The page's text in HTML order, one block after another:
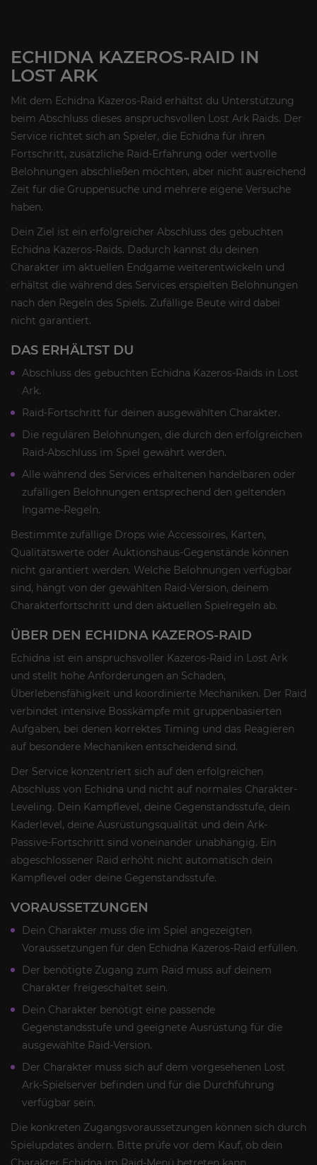
ECHIDNA KAZEROS-RAID IN
LOST ARK
Mit dem Echidna Kazeros-Raid erhältst du Unterstützung
beim Abschluss dieses anspruchsvollen Lost Ark Raids. Der
Service richtet sich an Spieler, die Echidna für ihren
Fortschritt, zusätzliche Raid-Erfahrung oder wertvolle
Belohnungen abschließen möchten, aber nicht ausreichend
Zeit für die Gruppensuche und mehrere eigene Versuche
haben.
Dein Ziel ist ein erfolgreicher Abschluss des gebuchten
Echidna Kazeros-Raids. Dadurch kannst du deinen
Charakter im aktuellen Endgame weiterentwickeln und
erhältst die während des Services erspielten Belohnungen
nach den Regeln des Spiels. Zufällige Beute wird dabei
nicht garantiert.
DAS ERHÄLTST DU
Abschluss des gebuchten Echidna Kazeros-Raids in Lost
Ark.
Raid-Fortschritt für deinen ausgewählten Charakter.
Die regulären Belohnungen, die durch den erfolgreichen
Raid-Abschluss im Spiel gewährt werden.
Alle während des Services erhaltenen handelbaren oder
zufälligen Belohnungen entsprechend den geltenden
Ingame-Regeln.
Bestimmte zufällige Drops wie Accessoires, Karten,
Qualitätswerte oder Auktionshaus-Gegenstände können
nicht garantiert werden. Welche Belohnungen verfügbar
sind, hängt von der gewählten Raid-Version, deinem
Charakterfortschritt und den aktuellen Spielregeln ab.
ÜBER DEN ECHIDNA KAZEROS-RAID
Echidna ist ein anspruchsvoller Kazeros-Raid in Lost Ark
und stellt hohe Anforderungen an Schaden,
Überlebensfähigkeit und koordinierte Mechaniken. Der Raid
verbindet intensive Bosskämpfe mit gruppenbasierten
Aufgaben, bei denen korrektes Timing und das Reagieren
auf besondere Mechaniken entscheidend sind.
Der Service konzentriert sich auf den erfolgreichen
Abschluss von Echidna und nicht auf normales Charakter-
Leveling. Dein Kampflevel, deine Gegenstandsstufe, dein
Kaderlevel, deine Ausrüstungsqualität und dein Ark-
Passive-Fortschritt sind voneinander unabhängig. Ein
abgeschlossener Raid erhöht nicht automatisch dein
Kampflevel oder deine Gegenstandsstufe.
VORAUSSETZUNGEN
Dein Charakter muss die im Spiel angezeigten
Voraussetzungen für den Echidna Kazeros-Raid erfüllen.
Der benötigte Zugang zum Raid muss auf deinem
Charakter freigeschaltet sein.
Dein Charakter benötigt eine passende
Gegenstandsstufe und geeignete Ausrüstung für die
ausgewählte Raid-Version.
Der Charakter muss sich auf dem vorgesehenen Lost
Ark-Spielserver befinden und für die Durchführung
verfügbar sein.
Die konkreten Zugangsvoraussetzungen können sich durch
Spielupdates ändern. Bitte prüfe vor dem Kauf, ob dein